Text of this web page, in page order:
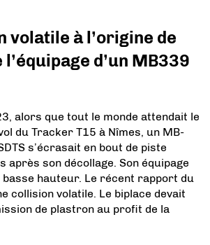
volatile à l’origine de
d’un MB339
alors que tout le monde attendait le
du Tracker T15 à Nîmes, un MB-
s’écrasait en bout de piste
après son décollage. Son équipage
basse hauteur. Le récent rapport du
collision volatile. Le biplace devait
de plastron au profit de la